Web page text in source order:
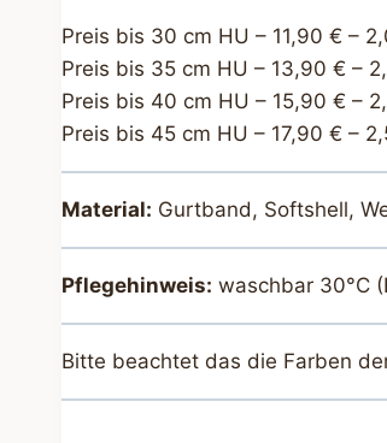
Preis bis 30 cm HU – 11,90 € –
Preis bis 35 cm HU – 13,90 € –
Preis bis 40 cm HU – 15,90 € –
Preis bis 45 cm HU – 17,90 € –
Material: Gurtband, Softshell,
Pflegehinweis: waschbar 30°C
Bitte beachtet das die Farben